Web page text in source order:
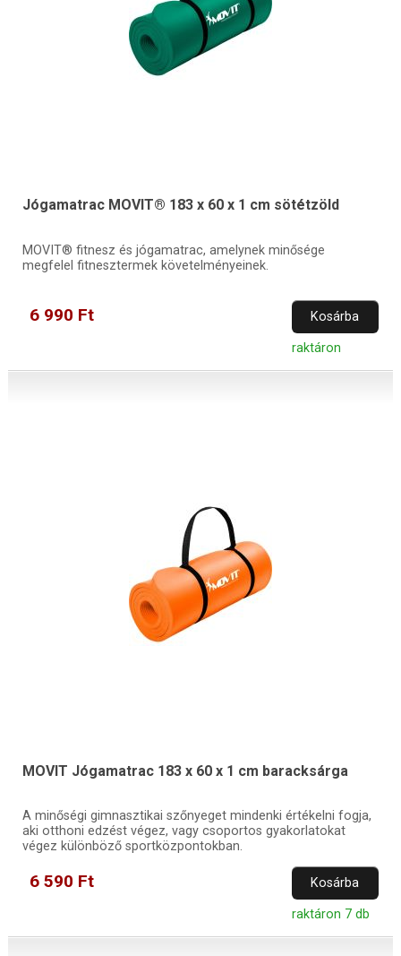
Jógamatrac MOVIT® 183 x 60 x 1 cm sötétzöld
MOVIT® fitnesz és jógamatrac, amelynek minősége
megfelel fitnesztermek követelményeinek.
6 990 Ft Kosárba
raktáron
MOVIT Jógamatrac 183 x 60 x 1 cm baracksárga
A minőségi gimnasztikai szőnyeget mindenki értékelni fogja,
aki otthoni edzést végez, vagy csoportos gyakorlatokat
végez különböző sportközpontokban.
6 590 Ft Kosárba
raktáron 7 db